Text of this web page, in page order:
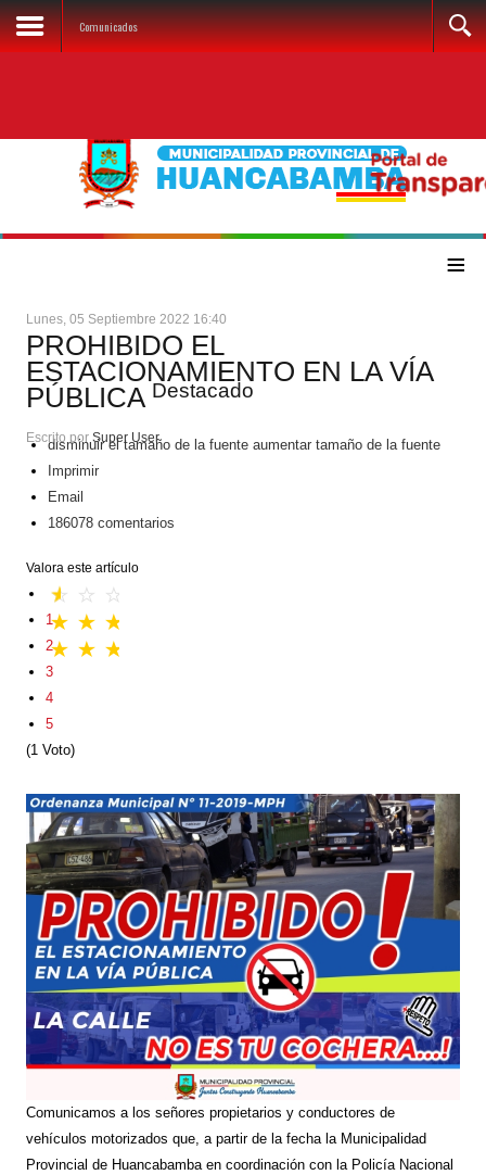
Comunicados
≡
Lunes, 05 Septiembre 2022 16:40
PROHIBIDO EL
ESTACIONAMIENTO EN LA VÍA
PÚBLICA Destacado
Escrito porSuper User
disminuir el tamaño de la fuente aumentar tamaño de la fuente
Imprimir
Email
186078comentarios
Valora este artículo
1
2
3
4
5
(1 Voto)
Comunicamos a los señores propietarios y conductores de
vehículos motorizados que, a partir de la fecha la Municipalidad
Provincial de Huancabamba en coordinación con la Policía Nacional